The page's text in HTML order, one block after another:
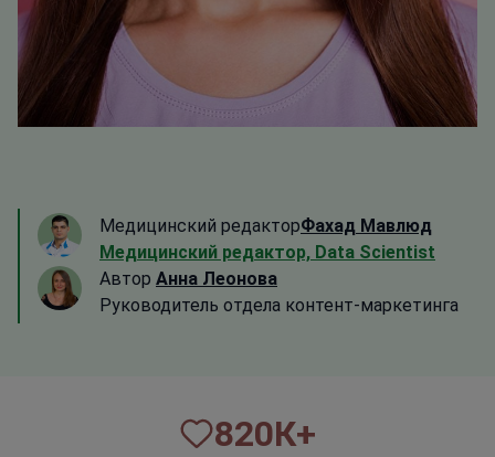
Медицинский редакторФахад Мавлюд
Медицинский редактор, Data Scientist
Автор Анна Леонова
Руководитель отдела контент-маркетинга
820К+